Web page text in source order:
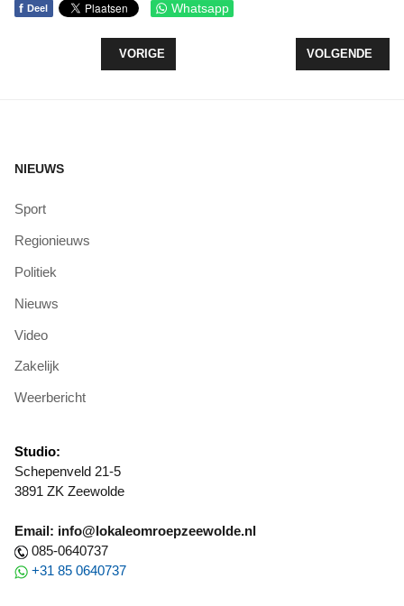
f Deel Whatsapp
VORIG ARTIKEL: HULPPIETEN VERDIENEN HUN
VORIGE VOLGENDE
VOLGENDE
NIEUWS
Sport
Regionieuws
Politiek
Nieuws
Video
Zakelijk
Weerbericht
Studio:
Schepenveld 21-5
3891 ZK Zeewolde
Email: info@lokaleomroepzeewolde.nl
085-0640737
+31 85 0640737